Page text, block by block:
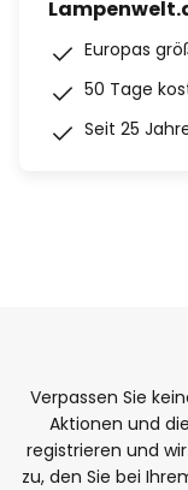
Europas
50 Tage
Seit 25
Verpassen Sie
Aktionen und
registrieren und
zu, den Sie bei